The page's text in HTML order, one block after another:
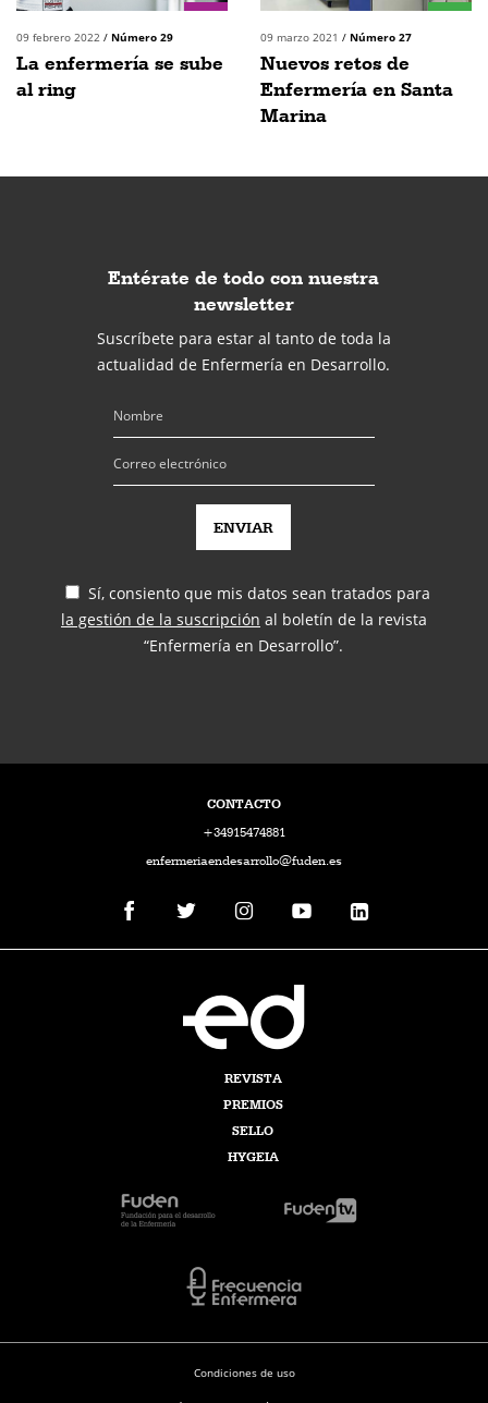
09 febrero 2022 / Número 29
La enfermería se sube
al ring
09 marzo 2021 / Número 27
Nuevos retos de
Enfermería en Santa
Marina
Entérate de todo con nuestra
newsletter
Suscríbete para estar al tanto de toda la
actualidad de Enfermería en Desarrollo.
Sí, consiento que mis datos sean tratados para
la gestión de la suscripción al boletín de la revista
“Enfermería en Desarrollo”.
CONTACTO
+34915474881
enfermeriaendesarrollo@fuden.es
REVISTA
PREMIOS
SELLO
HYGEIA
Condiciones de uso